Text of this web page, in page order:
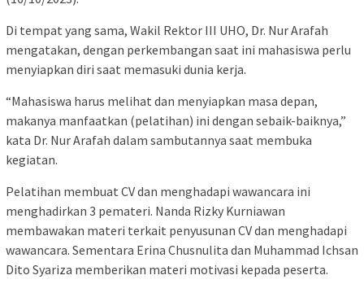
Di tempat yang sama, Wakil Rektor III UHO, Dr. Nur Arafah
mengatakan, dengan perkembangan saat ini mahasiswa perlu
menyiapkan diri saat memasuki dunia kerja.
“Mahasiswa harus melihat dan menyiapkan masa depan,
makanya manfaatkan (pelatihan) ini dengan sebaik-baiknya,”
kata Dr. Nur Arafah dalam sambutannya saat membuka
kegiatan.
Pelatihan membuat CV dan menghadapi wawancara ini
menghadirkan 3 pemateri. Nanda Rizky Kurniawan
membawakan materi terkait penyusunan CV dan menghadapi
wawancara. Sementara Erina Chusnulita dan Muhammad Ichsan
Dito Syariza memberikan materi motivasi kepada peserta.